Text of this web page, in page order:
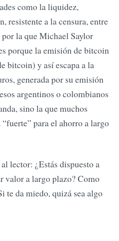
como la liquidez,
resistente a la censura, entre
la que Michael Saylor
porque la emisión de bitcoin
bitcoin) y así escapa a la
generada por su emisión
argentinos o colombianos
sino la que muchos
para el ahorro a largo
lector: ¿Estás dispuesto a
valor a largo plazo? Como
te da miedo, quizá sea algo